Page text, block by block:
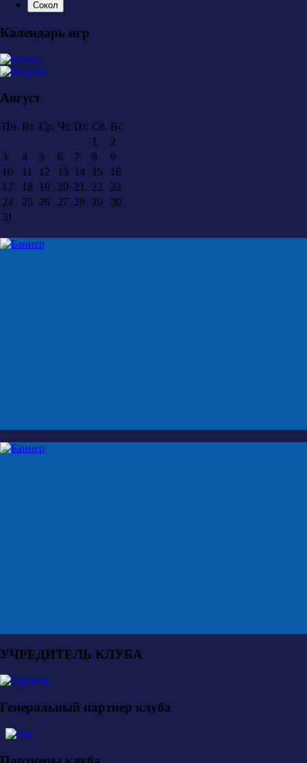
Сокол
Календарь игр
Август
Пн. Вт. Ср. Чт. Пт. Сб. Вс.
1
2
3
4 5 6 7 8
9
10
11 12 13 14 15
16
17
18 19 20 21 22
23
24
25 26 27 28 29
30
31
УЧРЕДИТЕЛЬ КЛУБА
Генеральный партнер клуба